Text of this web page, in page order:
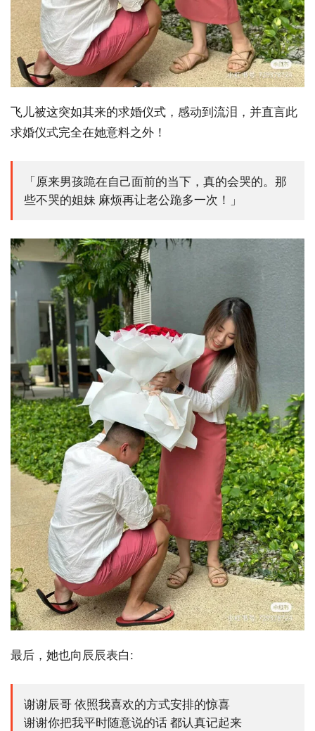
飞儿被这突如其来的求婚仪式，感动到流泪，并直言此
求婚仪式完全在她意料之外！
「原来男孩跪在自己面前的当下，真的会哭的。那
些不哭的姐妹 麻烦再让老公跪多一次！」
最后，她也向辰辰表白:
谢谢辰哥 依照我喜欢的方式安排的惊喜
谢谢你把我平时随意说的话 都认真记起来